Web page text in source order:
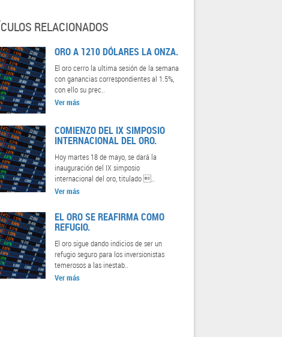
RELACIONADOS
ORO A 1210 DÓLARES LA ONZA.
El oro cerro la ultima sesión de la semana
con ganancias correspondientes al 1.5%,
con ello su prec..
Ver más
COMIENZO DEL IX SIMPOSIO
INTERNACIONAL DEL ORO.
Hoy martes 18 de mayo, se dará la
inauguración del IX simposio
internacional del oro, titulado ..
Ver más
EL ORO SE REAFIRMA COMO
REFUGIO.
El oro sigue dando indicios de ser un
refugio seguro para los inversionistas
temerosos a las inestab..
Ver más